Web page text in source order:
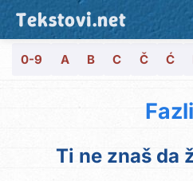
Tekstovi.net
0-9 A B C Č Ć
Ti ne znaš da